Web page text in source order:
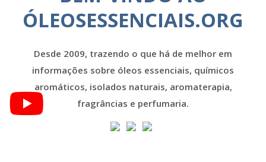
ÓLEOSESSENCIAIS.ORG
Desde 2009, trazendo o que há de melhor em
informações sobre óleos essenciais, químicos
aromáticos, isolados naturais, aromaterapia,
fragrâncias e perfumaria.